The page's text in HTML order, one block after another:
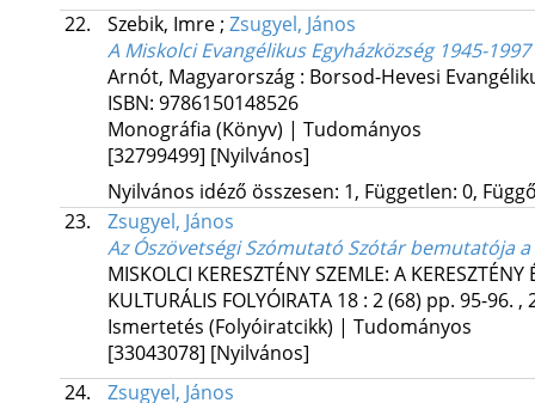
22.
Szebik, Imre; Zsugyel, János
A Miskolci Evangélikus Egyházközség 1945-
Arnót, Magyarország : Borsod-Hevesi
ISBN: 9786150148526
Monográfia (Könyv) | Tudományos
[32799499] [Nyilvános]
Nyilvános idéző összesen: 1, Független: 0,
23.
Zsugyel, János
Az Ószövetségi Szómutató Szótár bemutatója
MISKOLCI KERESZTÉNY SZEMLE: A
KULTURÁLIS FOLYÓIRATA 18: 2 (68) pp. 95-96. ,
Ismertetés (Folyóiratcikk) | Tudományos
[33043078] [Nyilvános]
24.
Zsugyel, János